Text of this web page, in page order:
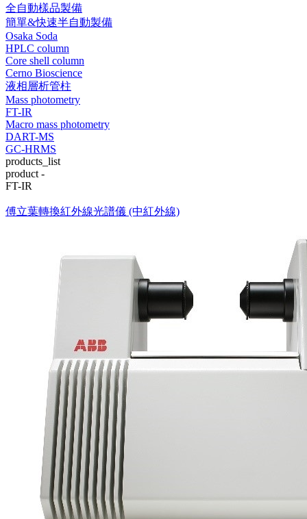
全自動樣品製備
簡單&快速半自動製備
Osaka Soda
HPLC column
Core shell column
Cerno Bioscience
液相層析管柱
Mass photometry
FT-IR
Macro mass photometry
DART-MS
GC-HRMS
products_list
product -
FT-IR
傅立葉轉換紅外線光譜儀 (中紅外線)